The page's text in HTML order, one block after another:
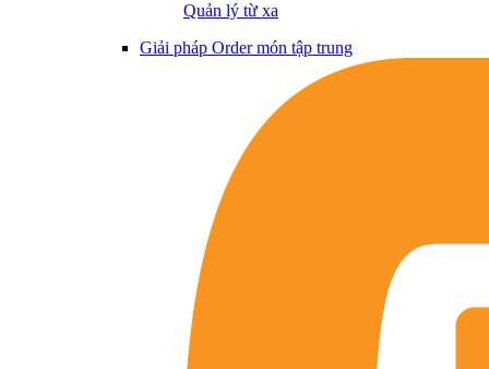
Quản lý từ xa
Giải pháp Order món tập trung